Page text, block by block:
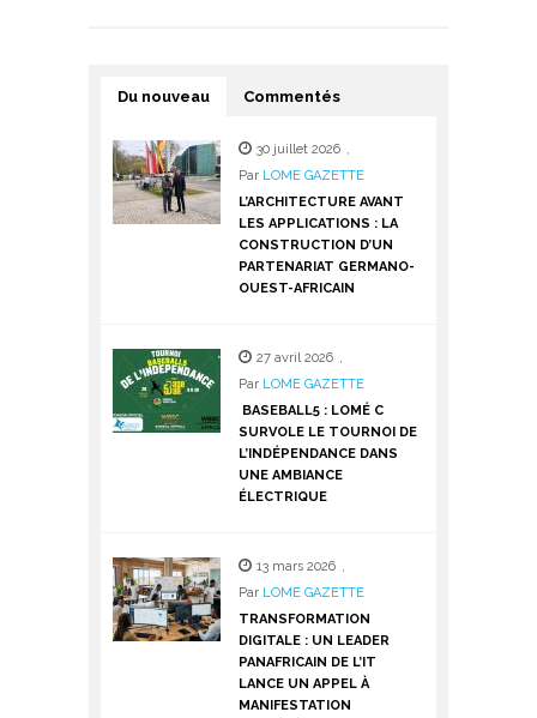
Du nouveau Commentés
30 juillet 2026 ,
Par LOME GAZETTE
L’ARCHITECTURE AVANT
LES APPLICATIONS : LA
CONSTRUCTION D’UN
PARTENARIAT GERMANO-
OUEST-AFRICAIN
27 avril 2026 ,
Par LOME GAZETTE
BASEBALL5 : LOMÉ C
SURVOLE LE TOURNOI DE
L’INDÉPENDANCE DANS
UNE AMBIANCE
ÉLECTRIQUE
13 mars 2026 ,
Par LOME GAZETTE
TRANSFORMATION
DIGITALE : UN LEADER
PANAFRICAIN DE L’IT
LANCE UN APPEL À
MANIFESTATION